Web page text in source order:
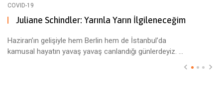
COVID-19
Juliane Schindler: Yarınla Yarın İlgileneceğim
Haziran’ın gelişiyle hem Berlin hem de İstanbul’da
kamusal hayatın yavaş yavaş canlandığı günlerdeyiz. ...